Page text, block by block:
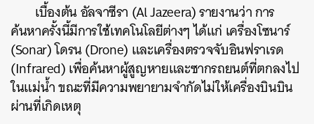
เบื้องต้น อัลจาซีรา (Al Jazeera) รายงานว่า การ
ค้นหาครั้งนี้มีการใช้เทคโนโลยีต่างๆ ได้แก่ เครื่องโซนาร์
(Sonar) โดรน (Drone) และเครื่องตรวจจับอินฟราเรด
(Infrared) เพื่อค้นหาผู้สูญหายและซากรถยนต์ที่ตกลงไป
ในแม่น้ำ ขณะที่มีความพยายามจำกัดไม่ให้เครื่องบินบิน
ผ่านที่เกิดเหตุ